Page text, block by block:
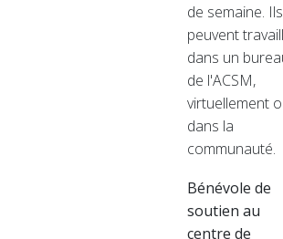
de semaine. Ils
peuvent
dans un
de l'ACSM,
virtuellement
dans la
communauté.
Bénévole de
soutien au
centre de